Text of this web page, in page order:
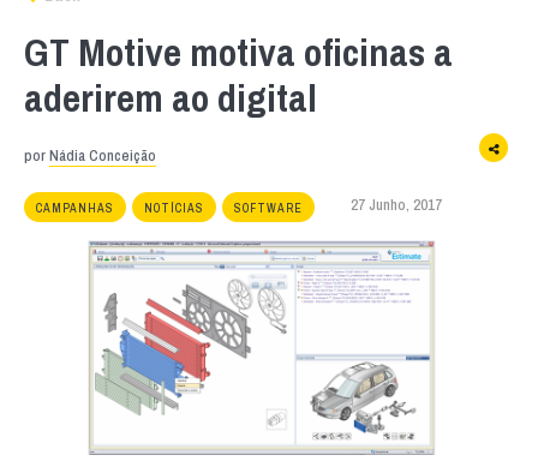
GT Motive motiva oficinas a
aderirem ao digital
porNádia Conceição
CAMPANHAS NOTÍCIAS SOFTWARE 27 Junho, 2017